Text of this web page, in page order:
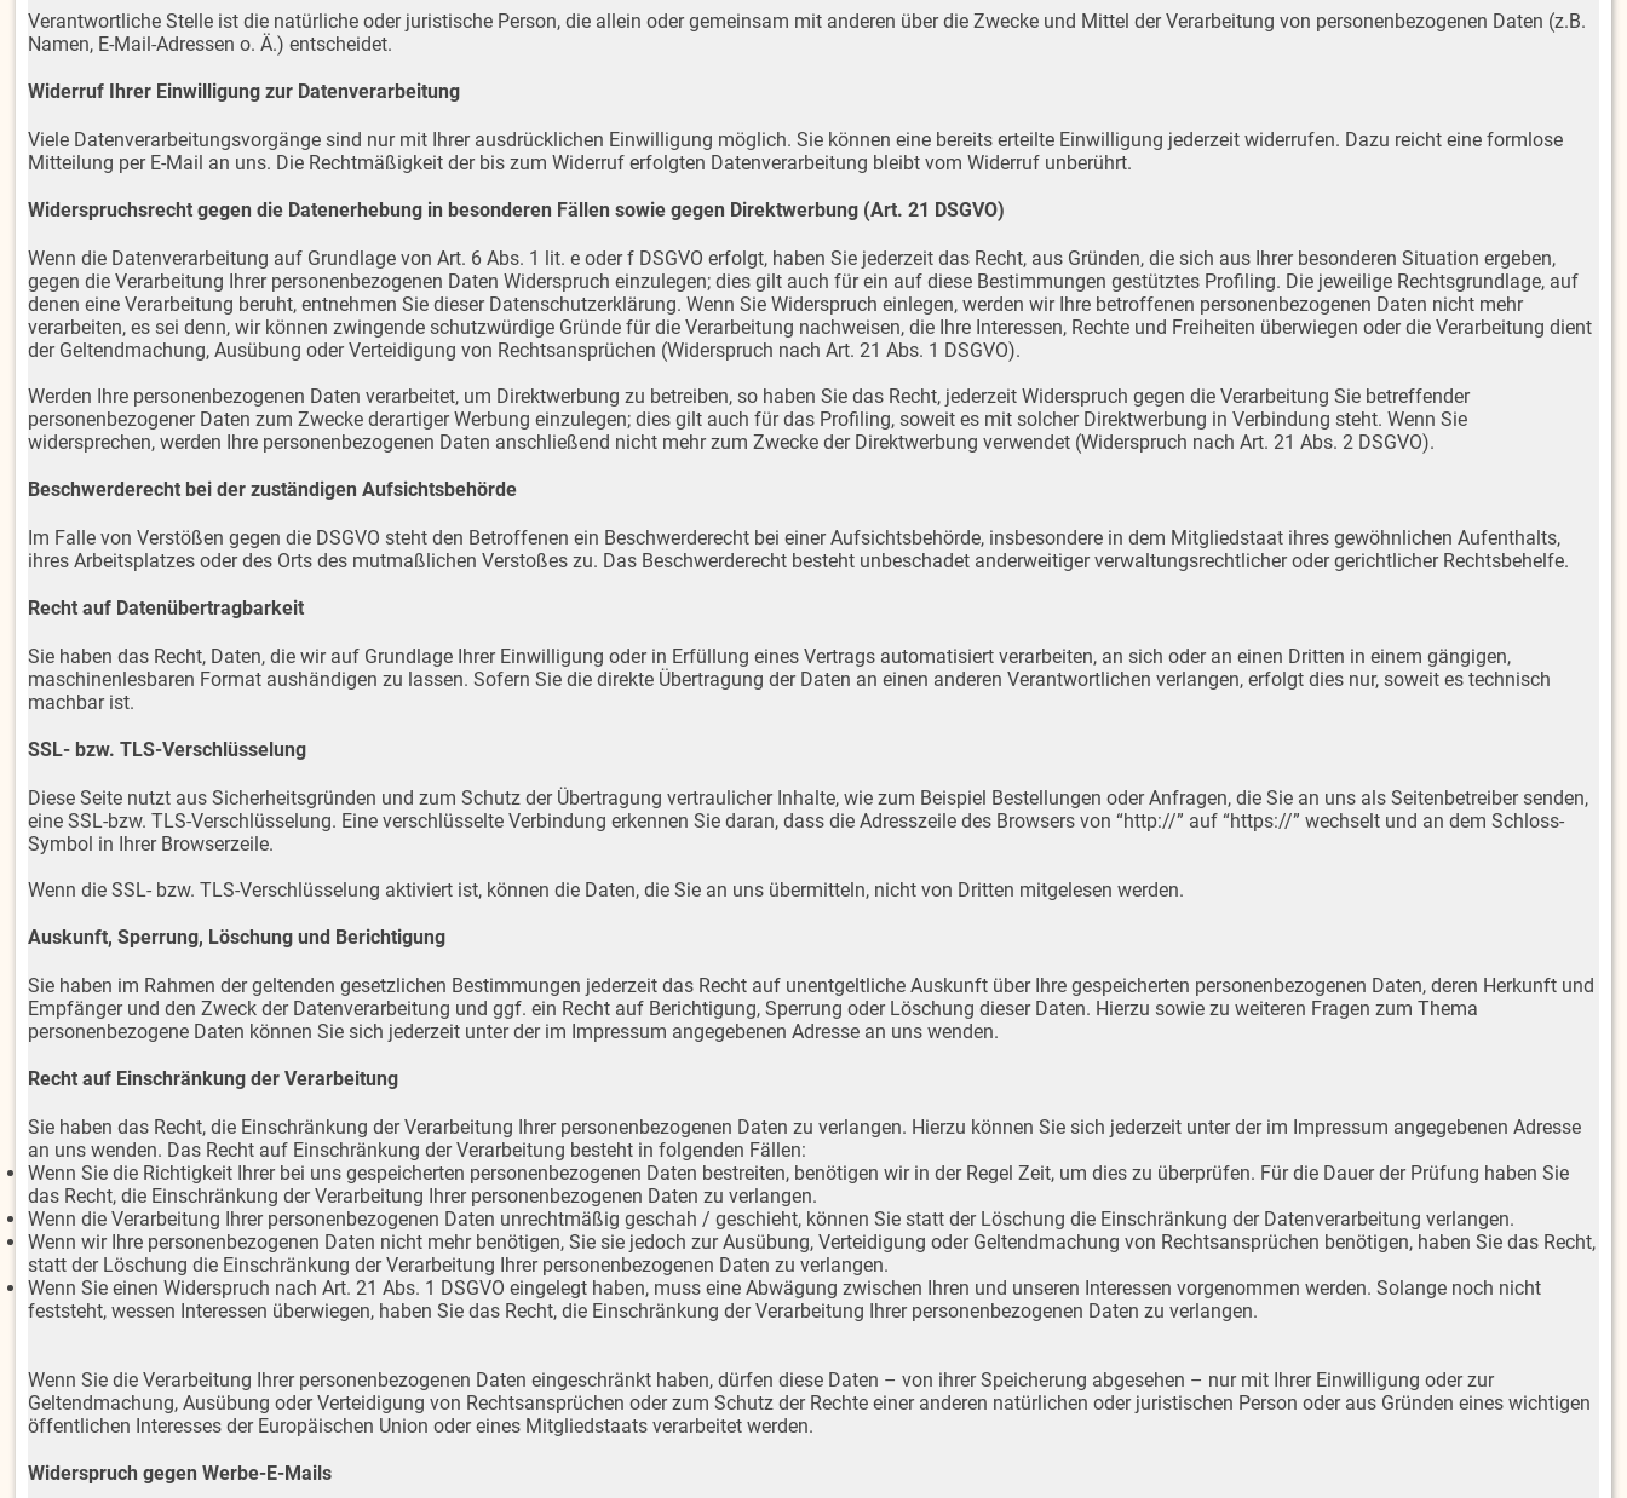
Verantwortliche Stelle ist die natürliche oder juristische Person, die allein oder gemeinsam mit anderen über die Zwecke und Mittel der Verarbeitung von personenbezogenen Daten (z.B.
Namen, E-Mail-Adressen o. Ä.) entscheidet.
Widerruf Ihrer Einwilligung zur Datenverarbeitung
Viele Datenverarbeitungsvorgänge sind nur mit Ihrer ausdrücklichen Einwilligung möglich. Sie können eine bereits erteilte Einwilligung jederzeit widerrufen. Dazu reicht eine formlose
Mitteilung per E-Mail an uns. Die Rechtmäßigkeit der bis zum Widerruf erfolgten Datenverarbeitung bleibt vom Widerruf unberührt.
Widerspruchsrecht gegen die Datenerhebung in besonderen Fällen sowie gegen Direktwerbung (Art. 21 DSGVO)
Wenn die Datenverarbeitung auf Grundlage von Art. 6 Abs. 1 lit. e oder f DSGVO erfolgt, haben Sie jederzeit das Recht, aus Gründen, die sich aus Ihrer besonderen Situation ergeben,
gegen die Verarbeitung Ihrer personenbezogenen Daten Widerspruch einzulegen; dies gilt auch für ein auf diese Bestimmungen gestütztes Profiling. Die jeweilige Rechtsgrundlage, auf
denen eine Verarbeitung beruht, entnehmen Sie dieser Datenschutzerklärung. Wenn Sie Widerspruch einlegen, werden wir Ihre betroffenen personenbezogenen Daten nicht mehr
verarbeiten, es sei denn, wir können zwingende schutzwürdige Gründe für die Verarbeitung nachweisen, die Ihre Interessen, Rechte und Freiheiten überwiegen oder die Verarbeitung dient
der Geltendmachung, Ausübung oder Verteidigung von Rechtsansprüchen (Widerspruch nach Art. 21 Abs. 1 DSGVO).
Werden Ihre personenbezogenen Daten verarbeitet, um Direktwerbung zu betreiben, so haben Sie das Recht, jederzeit Widerspruch gegen die Verarbeitung Sie betreffender
personenbezogener Daten zum Zwecke derartiger Werbung einzulegen; dies gilt auch für das Profiling, soweit es mit solcher Direktwerbung in Verbindung steht. Wenn Sie
widersprechen, werden Ihre personenbezogenen Daten anschließend nicht mehr zum Zwecke der Direktwerbung verwendet (Widerspruch nach Art. 21 Abs. 2 DSGVO).
Beschwerderecht bei der zuständigen Aufsichtsbehörde
Im Falle von Verstößen gegen die DSGVO steht den Betroffenen ein Beschwerderecht bei einer Aufsichtsbehörde, insbesondere in dem Mitgliedstaat ihres gewöhnlichen Aufenthalts,
ihres Arbeitsplatzes oder des Orts des mutmaßlichen Verstoßes zu. Das Beschwerderecht besteht unbeschadet anderweitiger verwaltungsrechtlicher oder gerichtlicher Rechtsbehelfe.
Recht auf Datenübertragbarkeit
Sie haben das Recht, Daten, die wir auf Grundlage Ihrer Einwilligung oder in Erfüllung eines Vertrags automatisiert verarbeiten, an sich oder an einen Dritten in einem gängigen,
maschinenlesbaren Format aushändigen zu lassen. Sofern Sie die direkte Übertragung der Daten an einen anderen Verantwortlichen verlangen, erfolgt dies nur, soweit es technisch
machbar ist.
SSL- bzw. TLS-Verschlüsselung
Diese Seite nutzt aus Sicherheitsgründen und zum Schutz der Übertragung vertraulicher Inhalte, wie zum Beispiel Bestellungen oder Anfragen, die Sie an uns als Seitenbetreiber senden,
eine SSL-bzw. TLS-Verschlüsselung. Eine verschlüsselte Verbindung erkennen Sie daran, dass die Adresszeile des Browsers von “http://” auf “https://” wechselt und an dem Schloss-
Symbol in Ihrer Browserzeile.
Wenn die SSL- bzw. TLS-Verschlüsselung aktiviert ist, können die Daten, die Sie an uns übermitteln, nicht von Dritten mitgelesen werden.
Auskunft, Sperrung, Löschung und Berichtigung
Sie haben im Rahmen der geltenden gesetzlichen Bestimmungen jederzeit das Recht auf unentgeltliche Auskunft über Ihre gespeicherten personenbezogenen Daten, deren Herkunft und
Empfänger und den Zweck der Datenverarbeitung und ggf. ein Recht auf Berichtigung, Sperrung oder Löschung dieser Daten. Hierzu sowie zu weiteren Fragen zum Thema
personenbezogene Daten können Sie sich jederzeit unter der im Impressum angegebenen Adresse an uns wenden.
Recht auf Einschränkung der Verarbeitung
Sie haben das Recht, die Einschränkung der Verarbeitung Ihrer personenbezogenen Daten zu verlangen. Hierzu können Sie sich jederzeit unter der im Impressum angegebenen Adresse
an uns wenden. Das Recht auf Einschränkung der Verarbeitung besteht in folgenden Fällen:
Wenn Sie die Richtigkeit Ihrer bei uns gespeicherten personenbezogenen Daten bestreiten, benötigen wir in der Regel Zeit, um dies zu überprüfen. Für die Dauer der Prüfung haben Sie
das Recht, die Einschränkung der Verarbeitung Ihrer personenbezogenen Daten zu verlangen.
Wenn die Verarbeitung Ihrer personenbezogenen Daten unrechtmäßig geschah / geschieht, können Sie statt der Löschung die Einschränkung der Datenverarbeitung verlangen.
Wenn wir Ihre personenbezogenen Daten nicht mehr benötigen, Sie sie jedoch zur Ausübung, Verteidigung oder Geltendmachung von Rechtsansprüchen benötigen, haben Sie das Recht,
statt der Löschung die Einschränkung der Verarbeitung Ihrer personenbezogenen Daten zu verlangen.
Wenn Sie einen Widerspruch nach Art. 21 Abs. 1 DSGVO eingelegt haben, muss eine Abwägung zwischen Ihren und unseren Interessen vorgenommen werden. Solange noch nicht
feststeht, wessen Interessen überwiegen, haben Sie das Recht, die Einschränkung der Verarbeitung Ihrer personenbezogenen Daten zu verlangen.
Wenn Sie die Verarbeitung Ihrer personenbezogenen Daten eingeschränkt haben, dürfen diese Daten – von ihrer Speicherung abgesehen – nur mit Ihrer Einwilligung oder zur
Geltendmachung, Ausübung oder Verteidigung von Rechtsansprüchen oder zum Schutz der Rechte einer anderen natürlichen oder juristischen Person oder aus Gründen eines wichtigen
öffentlichen Interesses der Europäischen Union oder eines Mitgliedstaats verarbeitet werden.
Widerspruch gegen Werbe-E-Mails